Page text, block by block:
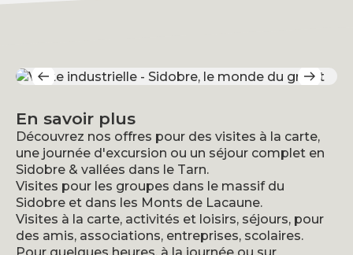
En savoir plus
Découvrez nos offres pour des visites à la carte,
une journée d'excursion ou un séjour complet en
Sidobre & vallées dans le Tarn.
Visites pour les groupes dans le massif du
Sidobre et dans les Monts de Lacaune.
Visites à la carte, activités et loisirs, séjours, pour
des amis, associations, entreprises, scolaires.